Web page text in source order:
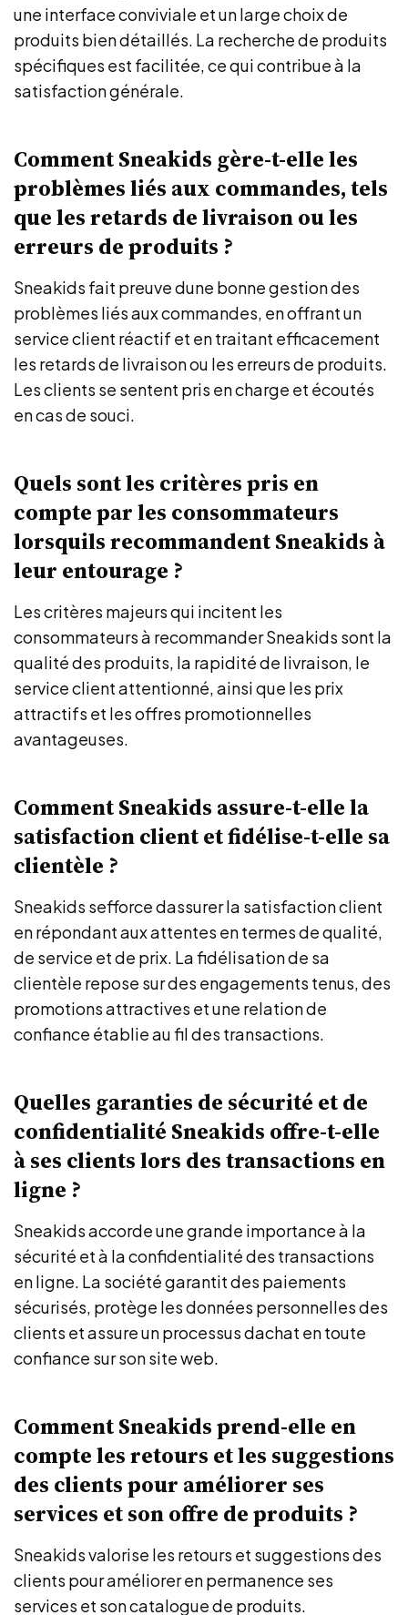
une interface conviviale et un large choix de
produits bien détaillés. La recherche de produits
spécifiques est facilitée, ce qui contribue à la
satisfaction générale.
Comment Sneakids gère-t-elle les
problèmes liés aux commandes, tels
que les retards de livraison ou les
erreurs de produits ?
Sneakids fait preuve dune bonne gestion des
problèmes liés aux commandes, en offrant un
service client réactif et en traitant efficacement
les retards de livraison ou les erreurs de produits.
Les clients se sentent pris en charge et écoutés
en cas de souci.
Quels sont les critères pris en
compte par les consommateurs
lorsquils recommandent Sneakids à
leur entourage ?
Les critères majeurs qui incitent les
consommateurs à recommander Sneakids sont la
qualité des produits, la rapidité de livraison, le
service client attentionné, ainsi que les prix
attractifs et les offres promotionnelles
avantageuses.
Comment Sneakids assure-t-elle la
satisfaction client et fidélise-t-elle sa
clientèle ?
Sneakids sefforce dassurer la satisfaction client
en répondant aux attentes en termes de qualité,
de service et de prix. La fidélisation de sa
clientèle repose sur des engagements tenus, des
promotions attractives et une relation de
confiance établie au fil des transactions.
Quelles garanties de sécurité et de
confidentialité Sneakids offre-t-elle
à ses clients lors des transactions en
ligne ?
Sneakids accorde une grande importance à la
sécurité et à la confidentialité des transactions
en ligne. La société garantit des paiements
sécurisés, protège les données personnelles des
clients et assure un processus dachat en toute
confiance sur son site web.
Comment Sneakids prend-elle en
compte les retours et les suggestions
des clients pour améliorer ses
services et son offre de produits ?
Sneakids valorise les retours et suggestions des
clients pour améliorer en permanence ses
services et son catalogue de produits.